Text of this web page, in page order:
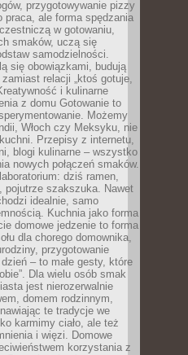
przygotowywanie pizzy
praca, ale forma spędzania
w gotowaniu,
smaków, uczą się
samodzielności.
się obowiązkami, budują
relacji „ktoś gotuje,
i kulinarne
z domu Gotowanie to
Możemy
Włoch czy Meksyku, nie
Przepisy z internetu,
blogi kulinarne – wszystko
nowych połączeń smaków.
dziś ramen,
pojutrze szakszuka. Nawet
idealnie, samo
Kuchnia jako forma
domowe jedzenie to forma
dla chorego domownika,
przygotowanie
– to małe gesty, które
Dla wielu osób smak
jest nierozerwalnie
domem rodzinnym,
te tradycje we
karmimy ciało, ale też
i więzi. Domowe
korzystania z